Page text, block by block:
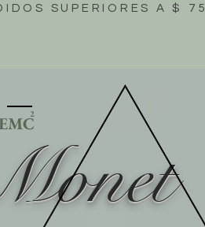
SUPERIORES A $ 75
2